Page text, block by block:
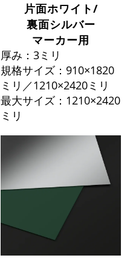
片面ホワイト/
裏面シルバー
マーカー用
厚み：3ミリ
規格サイズ：910×1820
ミリ／1210×2420ミリ
最大サイズ：1210×2420
ミリ